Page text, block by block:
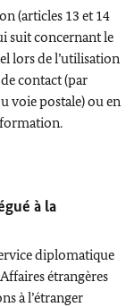
(articles 13 et 14
suit concernant le
lors de l’utilisation
contact (par
voie postale) ou en
à la
diplomatique
étrangères
à l’étranger